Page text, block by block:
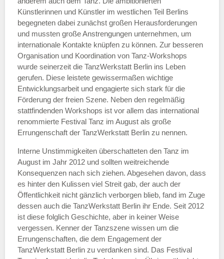
Künstlerinnen und Künstler im westlichen Teil Berlins
begegneten dabei zunächst großen Herausforderungen
und mussten große Anstrengungen unternehmen, um
internationale Kontakte knüpfen zu können. Zur besseren
Organisation und Koordination von Tanz-Workshops
wurde seinerzeit die TanzWerkstatt Berlin ins Leben
gerufen. Diese leistete gewissermaßen wichtige
Entwicklungsarbeit und engagierte sich stark für die
Förderung der freien Szene. Neben den regelmäßig
stattfindenden Workshops ist vor allem das international
renommierte Festival Tanz im August als große
Errungenschaft der TanzWerkstatt Berlin zu nennen.
Interne Unstimmigkeiten überschatteten den Tanz im
August im Jahr 2012 und sollten weitreichende
Konsequenzen nach sich ziehen. Abgesehen davon, dass
es hinter den Kulissen viel Streit gab, der auch der
Öffentlichkeit nicht gänzlich verborgen blieb, fand im Zuge
dessen auch die TanzWerkstatt Berlin ihr Ende. Seit 2012
ist diese folglich Geschichte, aber in keiner Weise
vergessen. Kenner der Tanzszene wissen um die
Errungenschaften, die dem Engagement der
TanzWerkstatt Berlin zu verdanken sind. Das Festival